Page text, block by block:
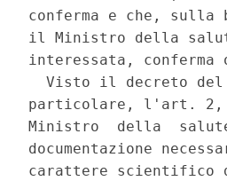
conferma e che,
il Ministro della
interessata,
Visto il decreto
particolare, l'art. 2,
Ministro  della
documentazione
carattere scientifico